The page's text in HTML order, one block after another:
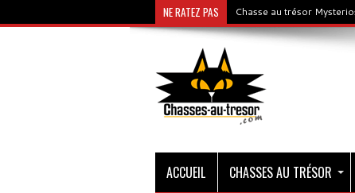
NE RATEZ PAS Chasse au trésor
ACCUEIL CHASSES AU TRÉSOR